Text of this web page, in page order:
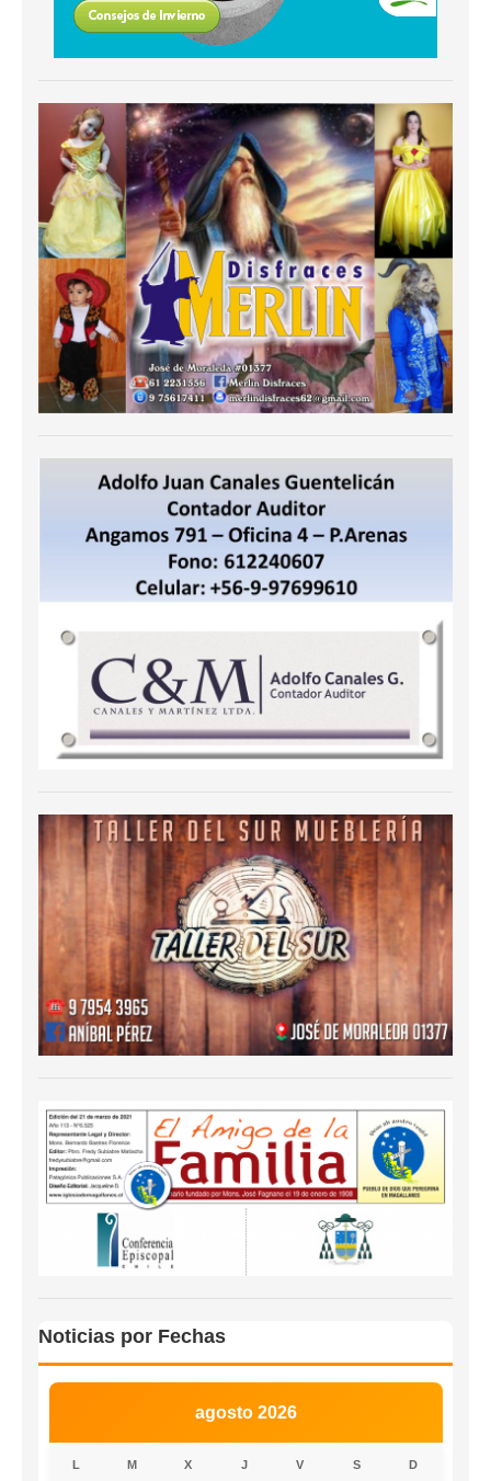
Noticias por Fechas
agosto 2026
L M X J V S D